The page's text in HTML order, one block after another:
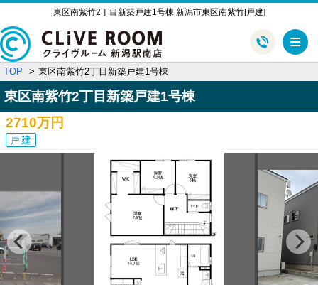
東区南紫竹2丁目新築戸建1号棟 新潟市東区南紫竹[戸建]
TOP 東区南紫竹2丁目新築戸建1号棟
東区南紫竹2丁目新築戸建1号棟
2710万円
戸建